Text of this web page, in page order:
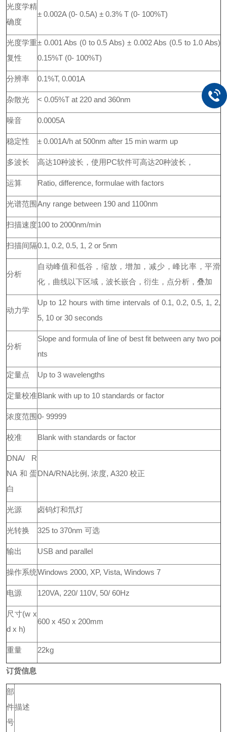
光度学精
确度
± 0.002A (0- 0.5A) ± 0.3% T (0- 100%T)
光度学重
复性
± 0.001 Abs (0 to 0.5 Abs) ± 0.002 Abs (0.5 to 1.0 Abs)
0.15%T (0- 100%T)
分辨率 0.1%T, 0.001A
杂散光 < 0.05%T at 220 and 360nm
噪音 0.0005A
稳定性 ± 0.001A/h at 500nm after 15 min warm up
多波长 高达10种波长，使用PC软件可高达20种波长，
运算 Ratio, difference, formulae with factors
光谱范围 Any range between 190 and 1100nm
扫描速度100 to 2000nm/min
扫描间隔0.1, 0.2, 0.5, 1, 2 or 5nm
分析
自动峰值和低谷，缩放，增加，减少，峰比率，平滑
化，曲线以下区域，波长嵌合，衍生，点分析，叠加
动力学
Up to 12 hours with time intervals of 0.1, 0.2, 0.5, 1, 2,
5, 10 or 30 seconds
分析
Slope and formula of line of best fit between any two poi
nts
定量点 Up to 3 wavelengths
定量校准Blank with up to 10 standards or factor
浓度范围 0- 99999
校准 Blank with standards or factor
DNA/ R
NA和蛋
白
DNA/RNA比例, 浓度, A320 校正
光源 卤钨灯和氘灯
光转换 325 to 370nm 可选
输出 USB and parallel
操作系统Windows 2000, XP, Vista, Windows 7
电源 120VA, 220/ 110V, 50/ 60Hz
尺寸(w x
d x h)
600 x 450 x 200mm
重量 22kg
订货信息
部
件
号
描述